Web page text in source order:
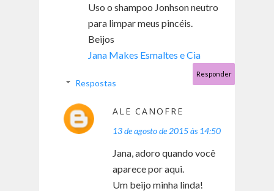
Uso o shampoo Jonhson neutro
para limpar meus pincéis.
Beijos
Jana Makes Esmaltes e Cia
Responder
Respostas
ALE CANOFRE
13 de agosto de 2015 às 14:50
Jana, adoro quando você
aparece por aqui.
Um beijo minha linda!